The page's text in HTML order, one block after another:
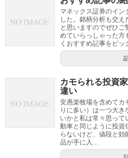
マネックス証券のイン
した。銘柄分析も交
と思いますのでぜひ
めていらっしゃった方
くおすすめ記事をピッ
カモられる投資
違い
安愚楽牧場を含めてカ
りに多い）は一つ大き
いかと私は常々思って
動車と同じように投資
らないけど、値段と
品が手に入...